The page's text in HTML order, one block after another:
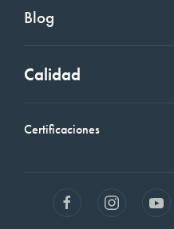
Blog
Calidad
Certificaciones